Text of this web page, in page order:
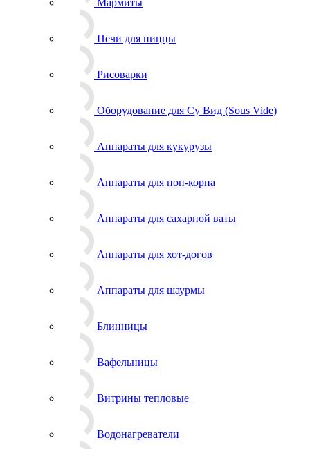
Печи для пиццы
Рисоварки
Оборудование для Су Вид (Sous Vide)
Аппараты для кукурузы
Аппараты для поп-корна
Аппараты для сахарной ваты
Аппараты для хот-догов
Аппараты для шаурмы
Блинницы
Вафельницы
Витрины тепловые
Водонагреватели